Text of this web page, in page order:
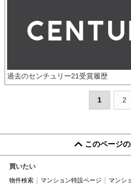
過去のセンチュリー21受賞履歴
1 2
このページ
買いたい
物件検索 マンション特設ページ マンシ